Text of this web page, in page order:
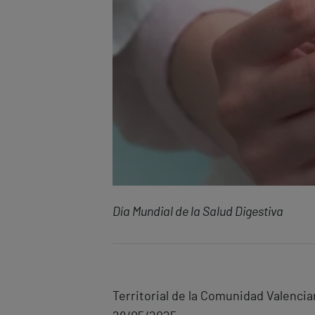
Día Mundial de la Salud Digestiva
Territorial de la Comunidad